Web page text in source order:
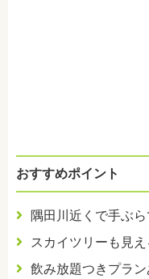
おすすめポイント
隅田川近くで手ぶ
スカイツリーも見
飲み放題つきプラン